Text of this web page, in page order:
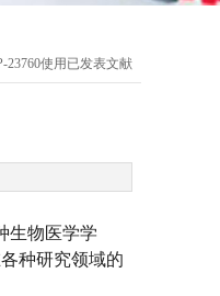
23760使用已发表文献
生物医学学
种研究领域的